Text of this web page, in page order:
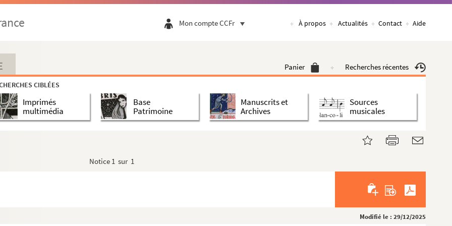
Mon compte CCFr À propos Actualités Contact Aide
Panier Recherches récentes
CIBLÉES
Imprimés
multimédia
Base
Patrimoine
Manuscrits et
Archives
Sources
musicales
Notice 1 sur 1
Modifié le : 29/12/2025